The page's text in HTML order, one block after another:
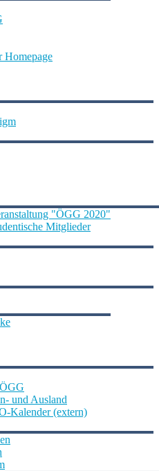
Homepage
"ÖGG 2020"
Mitglieder
und Ausland
Kalender (extern)